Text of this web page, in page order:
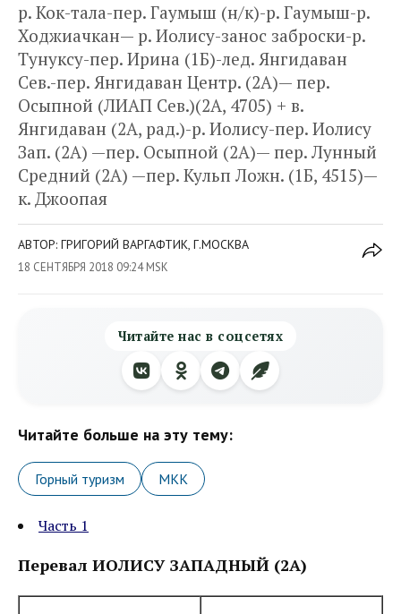
р. Кок-тала-пер. Гаумыш (н/к)-р. Гаумыш-р.
Ходжиачкан— р. Иолису-занос заброски-р.
Тунуксу-пер. Ирина (1Б)-лед. Янгидаван
Сев.-пер. Янгидаван Центр. (2А)— пер.
Осыпной (ЛИАП Сев.)(2А, 4705) + в.
Янгидаван (2А, рад.)-р. Иолису-пер. Иолису
Зап. (2А) —пер. Осыпной (2А)— пер. Лунный
Средний (2А) —пер. Кульп Ложн. (1Б, 4515)—
к. Джоопая
АВТОР: ГРИГОРИЙ ВАРГАФТИК, Г.МОСКВА
18 СЕНТЯБРЯ 2018 09:24 MSK
Читайте нас в соцсетях
Читайте больше на эту тему:
Горный туризм МКК
Часть 1
Перевал ИОЛИСУ ЗАПАДНЫЙ (2А)